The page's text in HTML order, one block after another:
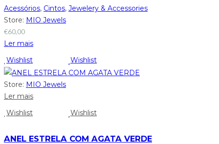
Acessórios, Cintos, Jewelery & Accessories
Store: MIO Jewels
€60,00
Ler mais
Wishlist
Wishlist
Store: MIO Jewels
Ler mais
Wishlist
Wishlist
ANEL ESTRELA COM AGATA VERDE